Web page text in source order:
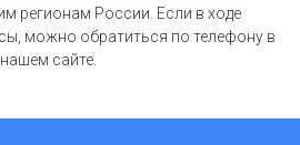
регионам России. Если в ходе
можно обратиться по телефону в
сайте.